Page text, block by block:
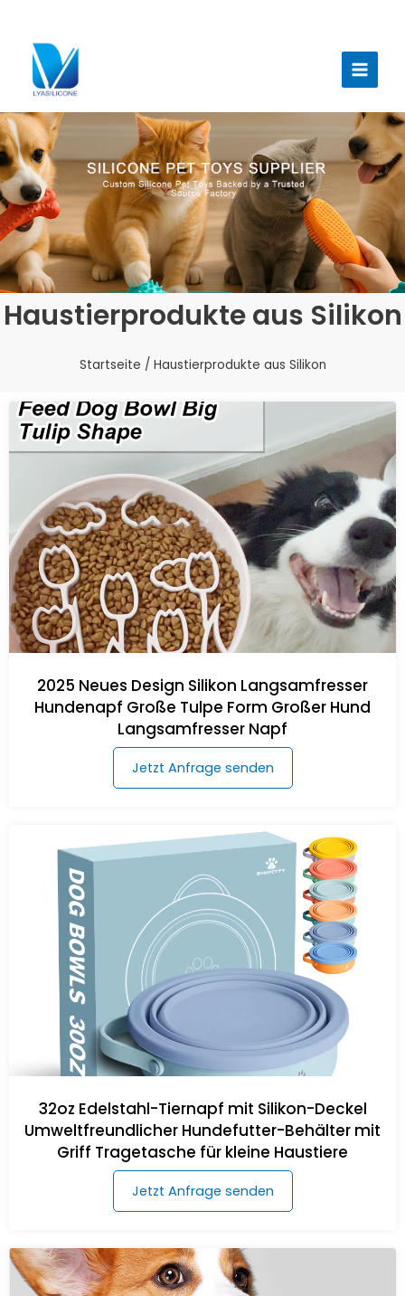
springen
Haustierprodukte aus Silikon
Startseite / Haustierprodukte aus Silikon
2025 Neues Design Silikon Langsamfresser
Hundenapf Große Tulpe Form Großer Hund
Langsamfresser Napf
Jetzt Anfrage senden
32oz Edelstahl-Tiernapf mit Silikon-Deckel
Umweltfreundlicher Hundefutter-Behälter mit
Griff Tragetasche für kleine Haustiere
Jetzt Anfrage senden